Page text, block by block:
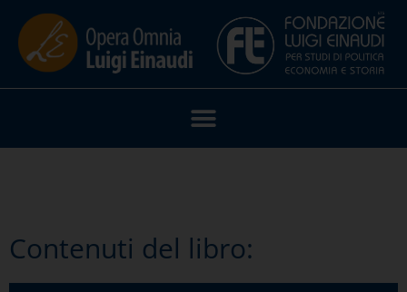
Contenuti del libro: